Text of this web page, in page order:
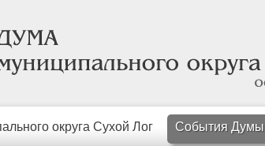
округа Сухой Лог События Думы